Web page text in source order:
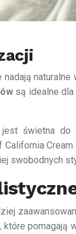
są idealne
świetna
swobodnych
pomagają